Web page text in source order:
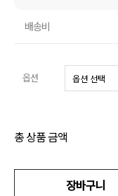
코디템
배송비
옵션
총 상품 금액
장바구니